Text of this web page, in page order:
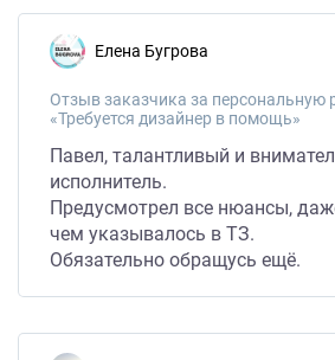
Елена Бугрова
Отзыв заказчика за персональную
«Требуется дизайнер в помощь»
Павел, талантливый и
исполнитель.
Предусмотрел все нюансы,
чем указывалось в ТЗ.
Обязательно обращусь ещё.